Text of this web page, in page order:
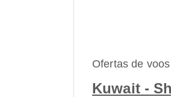
Ofertas de
Kuwait -